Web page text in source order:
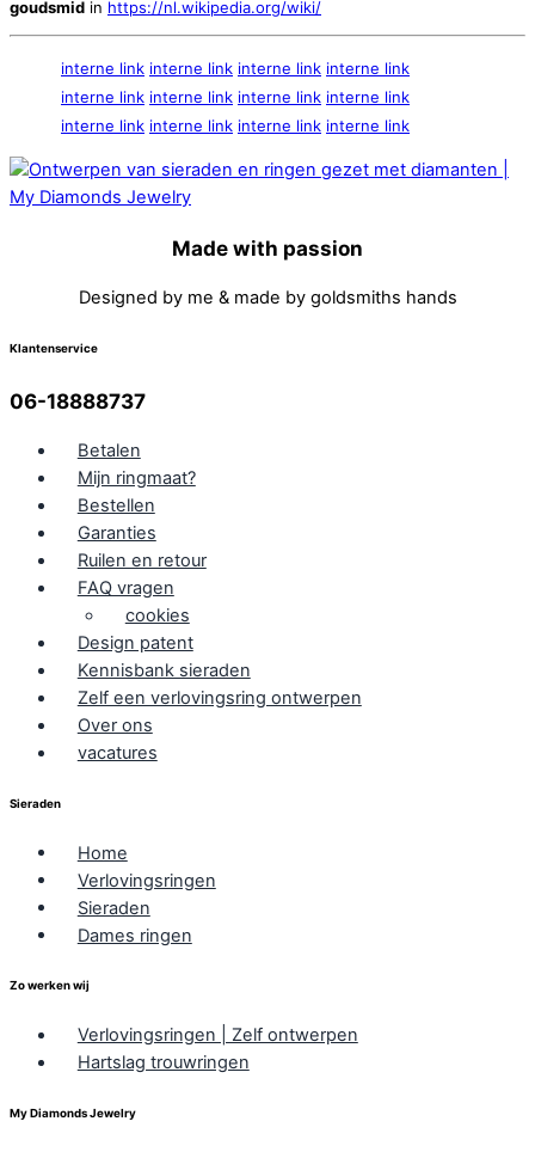
goudsmid in https://nl.wikipedia.org/wiki/
interne link interne link interne link interne link
interne link interne link interne link interne link
interne link interne link interne link interne link
Made with passion
Designed by me & made by goldsmiths hands
Klantenservice
06-18888737
Betalen
Mijn ringmaat?
Bestellen
Garanties
Ruilen en retour
FAQ vragen
cookies
Design patent
Kennisbank sieraden
Zelf een verlovingsring ontwerpen
Over ons
vacatures
Sieraden
Home
Verlovingsringen
Sieraden
Dames ringen
Zo werken wij
Verlovingsringen | Zelf ontwerpen
Hartslag trouwringen
My Diamonds Jewelry